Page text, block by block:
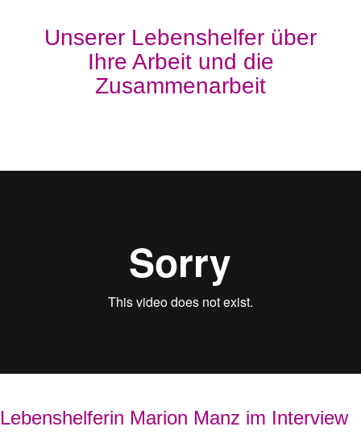
Unserer Lebenshelfer über
Ihre Arbeit und die
Zusammenarbeit
Lebenshelferin Marion Manz im Interview